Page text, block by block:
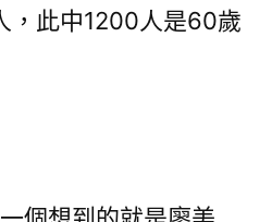
，此中1200人是60歲